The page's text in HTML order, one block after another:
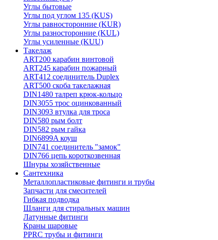
Углы бытовые
Углы под углом 135 (KUS)
Углы равносторонние (KUR)
Углы разносторонние (KUL)
Углы усиленные (KUU)
Такелаж
ART200 карабин винтовой
ART245 карабин пожарный
ART412 соединитель Duplex
ART500 скоба такелажная
DIN1480 талреп крюк-кольцо
DIN3055 трос оцинкованный
DIN3093 втулка для троса
DIN580 рым болт
DIN582 рым гайка
DIN6899A коуш
DIN741 соединитель "замок"
DIN766 цепь короткозвенная
Шнуры хозяйственные
Сантехника
Металлопластиковые фитинги и трубы
Запчасти для смесителей
Гибкая подводка
Шланги для стиральных машин
Латунные фитинги
Краны шаровые
PPRC трубы и фитинги